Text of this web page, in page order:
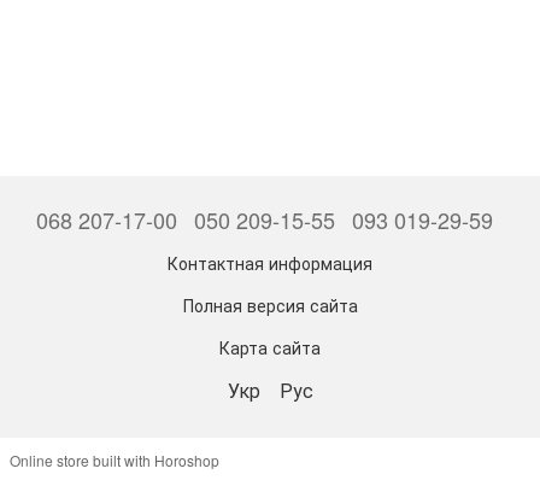
068 207-17-00 050 209-15-55 093 019-29-59
Контактная информация
Полная версия сайта
Карта сайта
Укр Рус
Online store built with Horoshop